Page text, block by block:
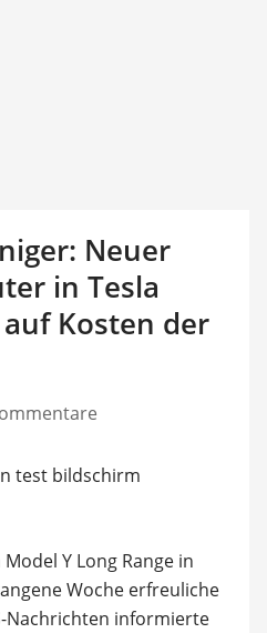
Neuer
in Tesla
Kosten der
Y Long Range in
Woche erfreuliche
Nachrichten informierte